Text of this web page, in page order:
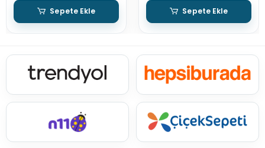
Sepete Ekle Sepete Ekle